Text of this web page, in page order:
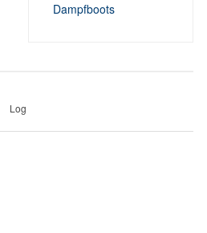
Dampfboots
Log